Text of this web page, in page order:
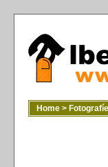
Home >